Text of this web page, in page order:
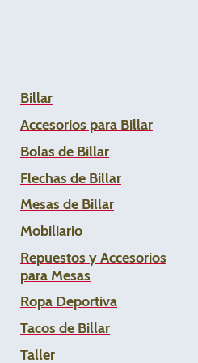
Billar
Accesorios para Billar
Bolas de Billar
Flechas de Billar
Mesas de Billar
Mobiliario
Repuestos y Accesorios
para Mesas
Ropa Deportiva
Tacos de Billar
Taller